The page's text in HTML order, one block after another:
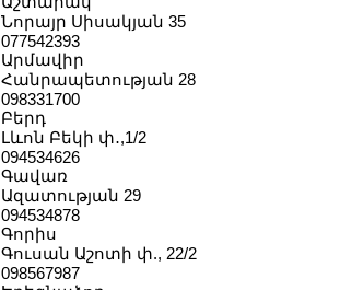
Նորայր Սիսակյան 35
077542393
Արմավիր
Հանրապետության 28
098331700
Բերդ
Լևոն Բեկի փ․,1/2
094534626
Գավառ
Ազատության 29
094534878
Գորիս
Գուսան Աշոտի փ., 22/2
098567987